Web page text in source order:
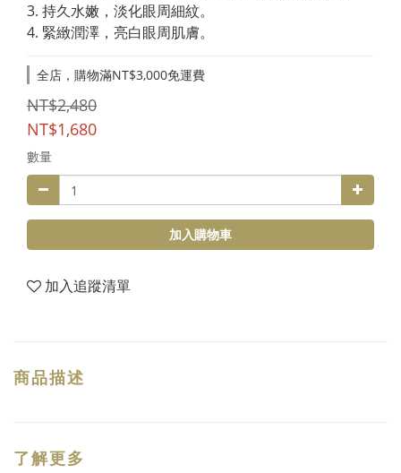
3. 持久水嫩，淡化眼周細紋。
4. 緊緻潤澤，亮白眼周肌膚。
全店，購物滿NT$3,000免運費
NT$2,480
NT$1,680
數量
加入購物車
加入追蹤清單
商品描述
了解更多